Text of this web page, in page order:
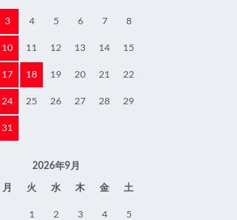
3 4 5 6 7 8
10 11 12 13 14 15
17 18 19 20 21 22
24 25 26 27 28 29
31
2026年9月
月 火 水 木 金 土
1 2 3 4 5